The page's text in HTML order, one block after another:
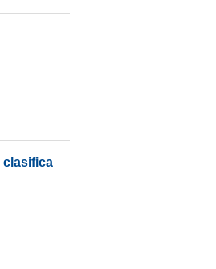
clasifica